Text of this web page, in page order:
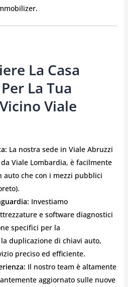
La Casa
La Tua
Viale
La nostra sede in Viale Abruzzi
Viale Lombardia, è facilmente
auto che con i mezzi pubblici
Investiamo
e software diagnostici
specifici per la
duplicazione di chiavi auto,
preciso ed efficiente.
Il nostro team è altamente
aggiornato sulle nuove